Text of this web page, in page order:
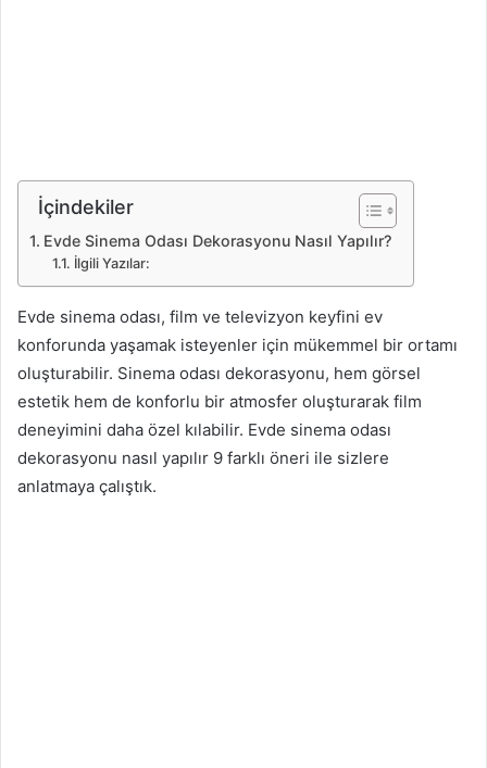
İçindekiler
Evde Sinema Odası Dekorasyonu Nasıl Yapılır?
İlgili Yazılar:
Evde sinema odası, film ve televizyon keyfini ev
konforunda yaşamak isteyenler için mükemmel bir ortamı
oluşturabilir. Sinema odası dekorasyonu, hem görsel
estetik hem de konforlu bir atmosfer oluşturarak film
deneyimini daha özel kılabilir. Evde sinema odası
dekorasyonu nasıl yapılır 9 farklı öneri ile sizlere
anlatmaya çalıştık.